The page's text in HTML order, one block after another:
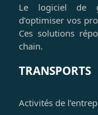
Le logiciel de
d’optimiser vos
Ces solutions
chain.
TRANSPORTS
Activités de